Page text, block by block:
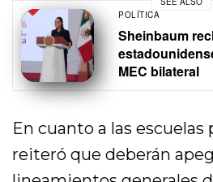
POLÍTICA
Sheinbaum
MEC bilateral
En cuanto a las escuelas
reiteró que deberán